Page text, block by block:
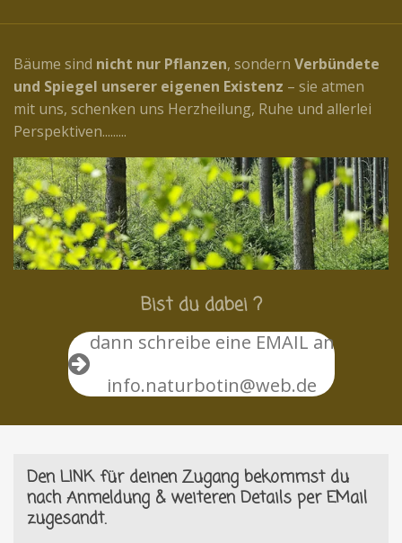
Bäume sind nicht nur Pflanzen, sondern Verbündete
und Spiegel unserer eigenen Existenz – sie atmen
mit uns, schenken uns Herzheilung, Ruhe und allerlei
Perspektiven.........
Bist du dabei ?
dann schreibe eine EMAIL an
info.naturbotin@web.de
Den LINK für deinen Zugang bekommst du
nach Anmeldung & weiteren Details per EMail
zugesandt.